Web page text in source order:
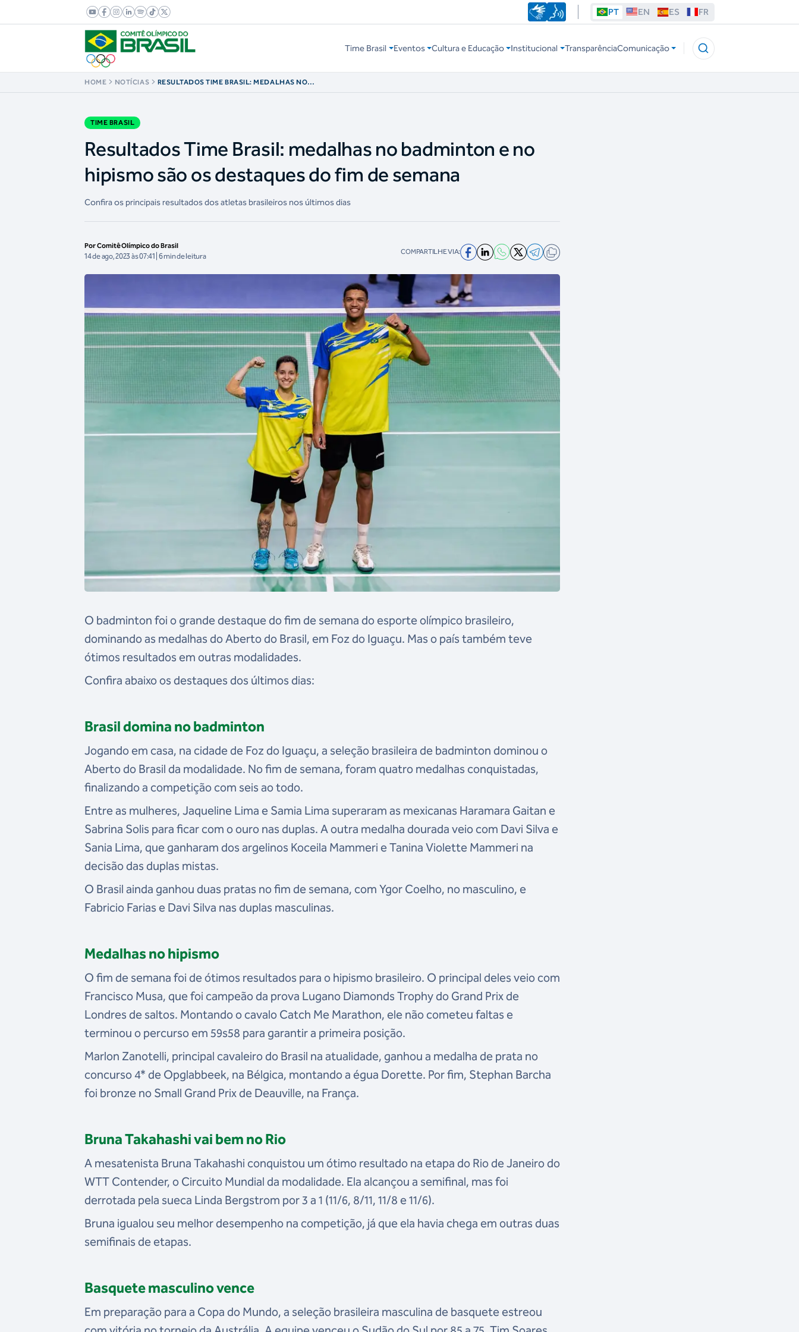
PT EN ES FR
Time Brasil Eventos Cultura e Educação Institucional TransparênciaComunicação
HOME NOTÍCIAS
RESULTADOS TIME BRASIL: MEDALHAS NO
TIME BRASIL
Resultados Time Brasil: medalhas no badminton e no
hipismo são os destaques do fim de semana
Confira os principais resultados dos atletas brasileiros nos últimos dias
Por Comitê Olímpico do Brasil
14 de ago, 2023 às 07:41 | 6 min de leitura COMPARTILHE VIA:
O badminton foi o grande destaque do fim de semana do esporte olímpico brasileiro,
dominando as medalhas do Aberto do Brasil, em Foz do Iguaçu. Mas o país também teve
ótimos resultados em outras modalidades.
Confira abaixo os destaques dos últimos dias:
Brasil domina no badminton
Jogando em casa, na cidade de Foz do Iguaçu, a seleção brasileira de badminton dominou o
Aberto do Brasil da modalidade. No fim de semana, foram quatro medalhas conquistadas,
finalizando a competição com seis ao todo.
Entre as mulheres, Jaqueline Lima e Samia Lima superaram as mexicanas Haramara Gaitan e
Sabrina Solis para ficar com o ouro nas duplas. A outra medalha dourada veio com Davi Silva e
Sania Lima, que ganharam dos argelinos Koceila Mammeri e Tanina Violette Mammeri na
decisão das duplas mistas.
O Brasil ainda ganhou duas pratas no fim de semana, com Ygor Coelho, no masculino, e
Fabricio Farias e Davi Silva nas duplas masculinas.
Medalhas no hipismo
O fim de semana foi de ótimos resultados para o hipismo brasileiro. O principal deles veio com
Francisco Musa, que foi campeão da prova Lugano Diamonds Trophy do Grand Prix de
Londres de saltos. Montando o cavalo Catch Me Marathon, ele não cometeu faltas e
terminou o percurso em 59s58 para garantir a primeira posição.
Marlon Zanotelli, principal cavaleiro do Brasil na atualidade, ganhou a medalha de prata no
concurso 4* de Opglabbeek, na Bélgica, montando a égua Dorette. Por fim, Stephan Barcha
foi bronze no Small Grand Prix de Deauville, na França.
Bruna Takahashi vai bem no Rio
A mesatenista Bruna Takahashi conquistou um ótimo resultado na etapa do Rio de Janeiro do
WTT Contender, o Circuito Mundial da modalidade. Ela alcançou a semifinal, mas foi
derrotada pela sueca Linda Bergstrom por 3 a 1 (11/6, 8/11, 11/8 e 11/6).
Bruna igualou seu melhor desempenho na competição, já que ela havia chega em outras duas
semifinais de etapas.
Basquete masculino vence
Em preparação para a Copa do Mundo, a seleção brasileira masculina de basquete estreou